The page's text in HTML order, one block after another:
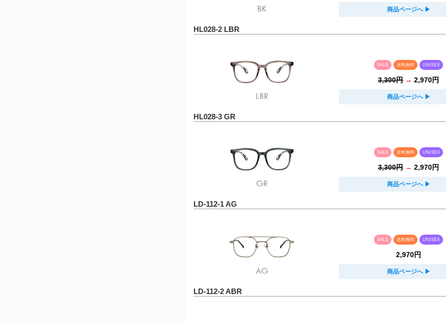
商品ページへ ▶︎
HL028-2 LBR
SALE 送料無料 UNISEX
3,300円→2,970円
商品ページへ ▶︎
HL028-3 GR
SALE 送料無料 UNISEX
3,300円→2,970円
商品ページへ ▶︎
LD-112-1 AG
SALE 送料無料 UNISEX
2,970円
商品ページへ ▶︎
LD-112-2 ABR